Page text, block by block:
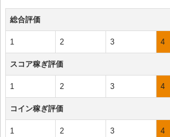
総合評価
1 2 3 4
スコア稼ぎ評価
1 2 3 4
コイン稼ぎ評価
1 2 3 4